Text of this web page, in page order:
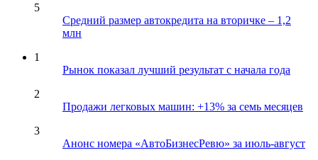
5
Средний размер автокредита на вторичке – 1,2
млн
1
Рынок показал лучший результат с начала года
2
Продажи легковых машин: +13% за семь месяцев
3
Анонс номера «АвтоБизнесРевю» за июль-август